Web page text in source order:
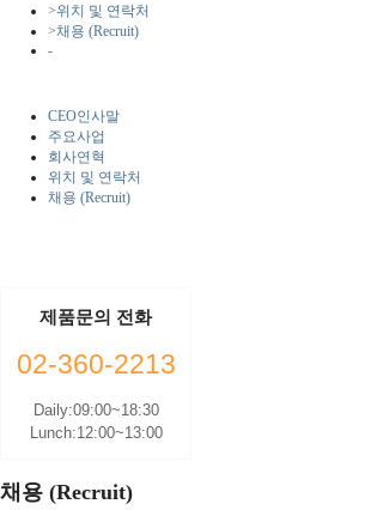
>위치 및 연락처
>채용 (Recruit)
-
CEO인사말
주요사업
회사연혁
위치 및 연락처
채용 (Recruit)
제품문의 전화
02-360-2213
Daily:09:00~18:30
Lunch:12:00~13:00
채용 (Recruit)